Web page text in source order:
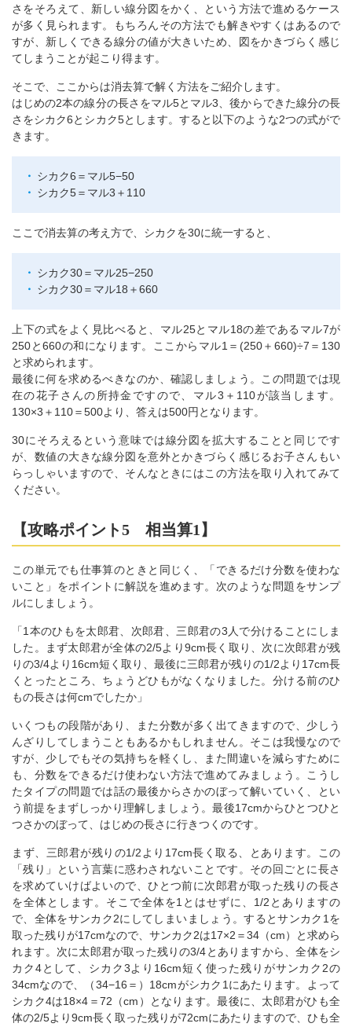
さをそろえて、新しい線分図をかく、という方法で進めるケース
が多く見られます。もちろんその方法でも解きやすくはあるので
すが、新しくできる線分の値が大きいため、図をかきづらく感じ
てしまうことが起こり得ます。
そこで、ここからは消去算で解く方法をご紹介します。
はじめの2本の線分の長さをマル5とマル3、後からできた線分の長
さをシカク6とシカク5とします。すると以下のような2つの式がで
きます。
シカク6＝マル5−50
シカク5＝マル3＋110
ここで消去算の考え方で、シカクを30に統一すると、
シカク30＝マル25−250
シカク30＝マル18＋660
上下の式をよく見比べると、マル25とマル18の差であるマル7が
250と660の和になります。ここからマル1＝(250＋660)÷7＝130
と求められます。
最後に何を求めるべきなのか、確認しましょう。この問題では現
在の花子さんの所持金ですので、マル3＋110が該当します。
130×3＋110＝500より、答えは500円となります。
30にそろえるという意味では線分図を拡大することと同じです
が、数値の大きな線分図を意外とかきづらく感じるお子さんもい
らっしゃいますので、そんなときにはこの方法を取り入れてみて
ください。
【攻略ポイント5 相当算1】
この単元でも仕事算のときと同じく、「できるだけ分数を使わな
いこと」をポイントに解説を進めます。次のような問題をサンプ
ルにしましょう。
「1本のひもを太郎君、次郎君、三郎君の3人で分けることにしま
した。まず太郎君が全体の2/5より9cm長く取り、次に次郎君が残
りの3/4より16cm短く取り、最後に三郎君が残りの1/2より17cm長
くとったところ、ちょうどひもがなくなりました。分ける前のひ
もの長さは何cmでしたか」
いくつもの段階があり、また分数が多く出てきますので、少しう
んざりしてしまうこともあるかもしれません。そこは我慢なので
すが、少しでもその気持ちを軽くし、また間違いを減らすために
も、分数をできるだけ使わない方法で進めてみましょう。こうし
たタイプの問題では話の最後からさかのぼって解いていく、とい
う前提をまずしっかり理解しましょう。最後17cmからひとつひと
つさかのぼって、はじめの長さに行きつくのです。
まず、三郎君が残りの1/2より17cm長く取る、とあります。この
「残り」という言葉に惑わされないことです。その回ごとに長さ
を求めていけばよいので、ひとつ前に次郎君が取った残りの長さ
を全体とします。そこで全体を1とはせずに、1/2とありますの
で、全体をサンカク2にしてしまいましょう。するとサンカク1を
取った残りが17cmなので、サンカク2は17×2＝34（cm）と求めら
れます。次に太郎君が取った残りの3/4とありますから、全体をシ
カク4として、シカク3より16cm短く使った残りがサンカク2の
34cmなので、（34−16＝）18cmがシカク1にあたります。よって
シカク4は18×4＝72（cm）となります。最後に、太郎君がひも全
体の2/5より9cm長く取った残りが72cmにあたりますので、ひも全